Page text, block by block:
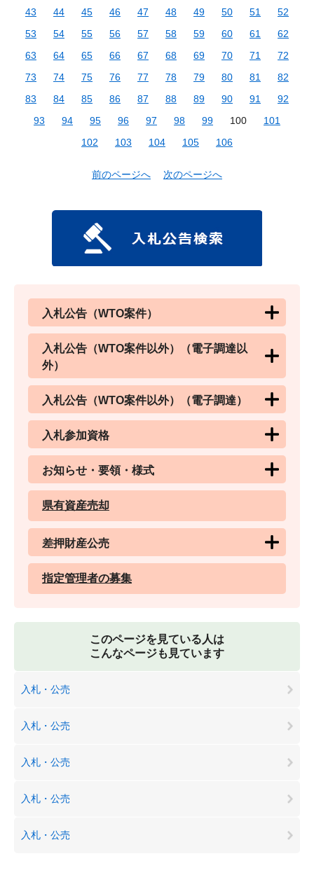
43
44 45 46 47 48 49 50 51
52
53
54 55 56 57 58 59 60 61
62
63
64 65 66 67 68 69 70 71
72
73
74 75 76 77 78 79 80 81
82
83
84 85 86 87 88 89 90 91
92
93
94 95 96 97 98 99 100
101
102
103 104 105 106
前のページへ 次のページへ
入札公告（WTO案件）
入札公告（WTO案件以外）（電子調達以
外）
入札公告（WTO案件以外）（電子調達）
入札参加資格
お知らせ・要領・様式
県有資産売却
差押財産公売
指定管理者の募集
このページを見ている人は
こんなページも見ています
入札・公売
入札・公売
入札・公売
入札・公売
入札・公売